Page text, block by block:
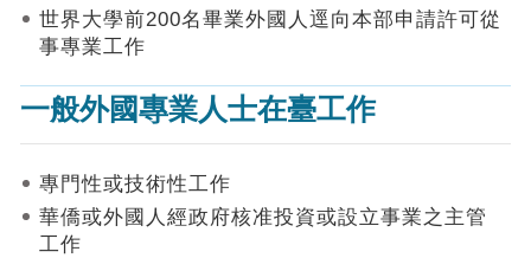
及
工
知
世界大學前200名畢業外國人逕向本部申請許可從
事專業工作
一般外國專業人士在臺工作
專門性或技術性工作
華僑或外國人經政府核准投資或設立事業之主管
工作